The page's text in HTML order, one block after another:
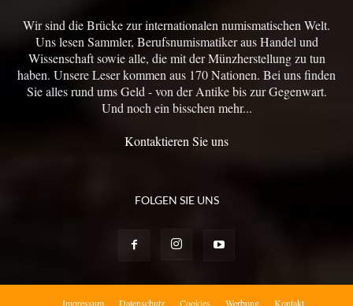
Wir sind die Brücke zur internationalen numismatischen Welt.
Uns lesen Sammler, Berufsnumismatiker aus Handel und
Wissenschaft sowie alle, die mit der Münzherstellung zu tun
haben. Unsere Leser kommen aus 170 Nationen. Bei uns finden
Sie alles rund ums Geld - von der Antike bis zur Gegenwart.
Und noch ein bisschen mehr...
Kontaktieren Sie uns
FOLGEN SIE UNS
Impressum Datenschutz Cookies Werbung Kontakt